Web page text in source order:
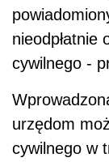
nieodpłatnie
cywilnego -
urzędom
cywilnego w